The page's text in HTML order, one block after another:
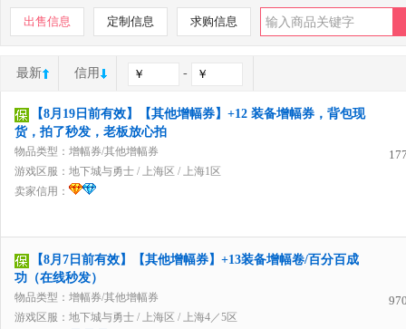
出售信息 定制信息 求购信息
最新 信用 -
【8月19日前有效】【其他增幅券】+12 装备增幅券，背包现
货，拍了秒发，老板放心拍
物品类型：增幅券/其他增幅券
游戏区服： 地下城与勇士 / 上海区 / 上海1区
卖家信用：
【8月7日前有效】【其他增幅券】+13装备增幅卷/百分百成
功（在线秒发）
物品类型：增幅券/其他增幅券
游戏区服： 地下城与勇士 / 上海区 / 上海4／5区